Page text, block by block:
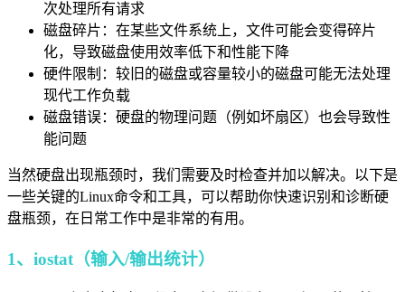
次处理所有请求
磁盘碎片：在某些文件系统上，文件可能会变得碎片
化，导致磁盘使用效率低下和性能下降
硬件限制：较旧的磁盘或容量较小的磁盘可能无法处理
现代工作负载
磁盘错误：硬盘的物理问题（例如坏扇区）也会导致性
能问题
当然硬盘出现瓶颈时，我们需要及时检查并加以解决。以下是
一些关键的Linux命令和工具，可以帮助你快速识别和诊断硬
盘瓶颈，在日常工作中是非常的有用。
1、iostat（输入/输出统计）